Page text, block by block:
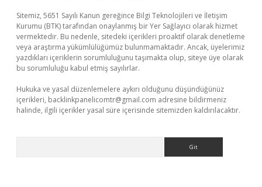
Sitemiz, 5651 Sayılı Kanun gereğince Bilgi Teknolojileri ve İletişim
Kurumu (BTK) tarafından onaylanmış bir Yer Sağlayıcı olarak hizmet
vermektedir. Bu nedenle, sitedeki içerikleri proaktif olarak denetleme
veya araştırma yükümlülüğümüz bulunmamaktadır. Ancak, üyelerimiz
yazdıkları içeriklerin sorumluluğunu taşımakta olup, siteye üye olarak
bu sorumluluğu kabul etmiş sayılırlar.
Hukuka ve yasal düzenlemelere aykırı olduğunu düşündüğünüz
içerikleri, backlinkpanelicomtr@gmail.com adresine bildirmeniz
halinde, ilgili içerikler yasal süre içerisinde sitemizden kaldırılacaktır.